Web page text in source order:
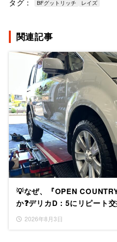
タグ： BFグットリッチ レイズ
関連記事
💡なぜ、『OPEN
か❓デリカD：5にリピート
2026年8月3日